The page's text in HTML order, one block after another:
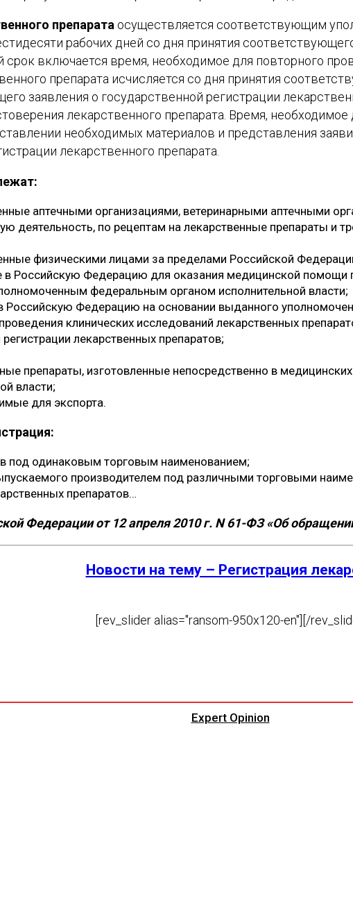
препарата осуществляется соответствующим
рабочих дней со дня принятия
срок включается время, необходимое для повторного
препарата исчисляется со дня принятия
заявления о государственной регистрации
лекарственного препарата. Время,
необходимых материалов и представления
лекарственного препарата.
аптечными организациями, ветеринарными аптечными
деятельность, по рецептам на лекарственные препараты и
физическими лицами за пределами Российской
Российскую Федерацию для оказания медицинской помощи
федеральным органом исполнительной власти;
Российскую Федерацию на основании выданного
клинических исследований лекарственных
лекарственных препаратов;
препараты, изготовленные непосредственно в
власти;
для экспорта.
под одинаковым торговым наименованием;
производителем под различными торговыми
препаратов…
Федерации от 12 апреля 2010 г. N 61-ФЗ «Об
Новости на тему – Регистрация
[rev_slider alias="ransom-950x120-en"][/
Expert Opinion